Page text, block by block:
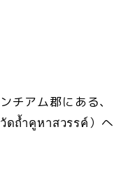
チアム郡にある、
ดถ้ำคูหาสวรรค์）へ